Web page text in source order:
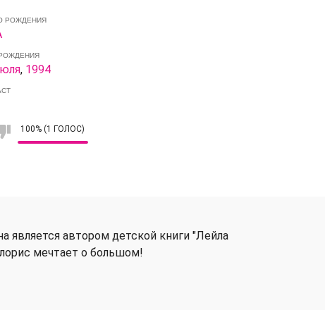
РОЖДЕНИЯ
, 1994
100% (1 ГОЛОС)
является автором детской книги "Лейла
мечтает о большом!